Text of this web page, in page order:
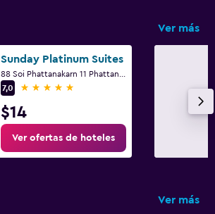
Ver más
Sunday Platinum Suites
7,0
5 estrellas
$14
Ver ofertas de hoteles
Ver más